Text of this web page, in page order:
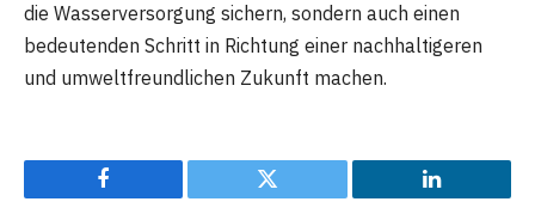
die Wasserversorgung sichern, sondern auch einen
bedeutenden Schritt in Richtung einer nachhaltigeren
und umweltfreundlichen Zukunft machen.
Facebook Twitter LinkedIn